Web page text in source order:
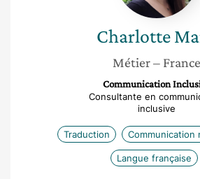
Charlotte
Métier– France
Communication
Consultante en
inclusive
Traduction Communication
Langue française